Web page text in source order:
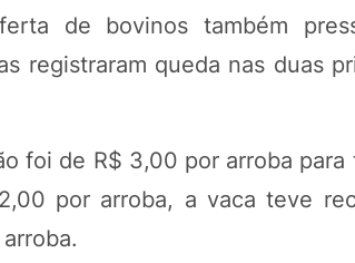
de bovinos também
registraram queda nas duas
foi de R$ 3,00 por arroba
por arroba, a vaca teve